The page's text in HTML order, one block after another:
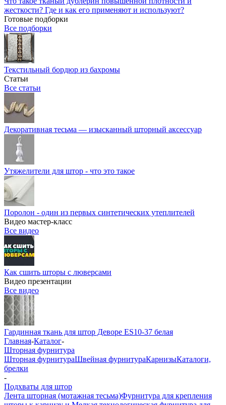
жесткости? Где и как его применяют и используют?
Готовые подборки
Все подборки
Текстильный бордюр из бахромы
Статьи
Все статьи
Декоративная тесьма — изысканный шторный аксессуар
Утяжелители для штор - что это такое
Поролон - один из первых синтетических утеплителей
Видео мастер-класс
Все видео
Как сшить шторы с люверсами
Видео презентации
Все видео
Гардинная ткань для штор Деворе ES10-37 белая
Главная-Каталог-
Шторная фурнитура
Шторная фурнитураШвейная фурнитураКарнизыКаталоги,
брелки
-
Подхваты для штор
Лента шторная (мотажная тесьма)Фурнитура для крепления